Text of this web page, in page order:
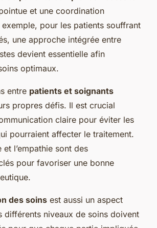
et une coordination
pour les patients souffrant
une approche intégrée entre
devient essentielle afin
optimaux.
entre patients et soignants
propres défis. Il est crucial
claire pour éviter les
pourraient affecter le traitement.
et l’empathie sont des
pour favoriser une bonne
des soins est aussi un aspect
différents niveaux de soins doivent